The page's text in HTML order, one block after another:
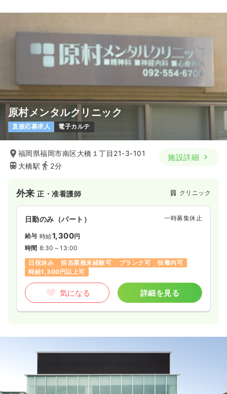
原村メンタルクリニック
直接応募求人 電子カルテ
福岡県福岡市南区大橋１丁目21-3-101
大橋駅
2分
施設詳細
外来正・准看護師 クリニック
日勤のみ（パート） 一時募集休止
給与 時給1,300円
時間 8:30～13:00
日祝休み
担当業務未経験可 ブランク可
扶養内可
時給1,300円以上可
気になる 詳細を見る